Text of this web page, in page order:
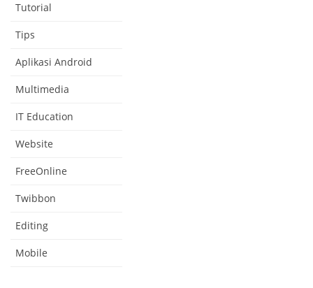
Tutorial
Tips
Aplikasi Android
Multimedia
IT Education
Website
FreeOnline
Twibbon
Editing
Mobile